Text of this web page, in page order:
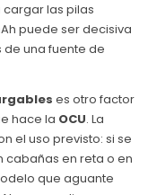
las pilas
puede ser decisiva
una fuente de
es otro factor
hace la OCU. La
el uso previsto: si se
cabañas en reta o en
que aguante